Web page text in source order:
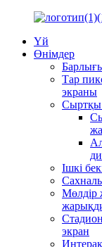
Үй
Өнімдер
Тар
экраны
Сыртқы
Ішкі
Мөлдір
экран